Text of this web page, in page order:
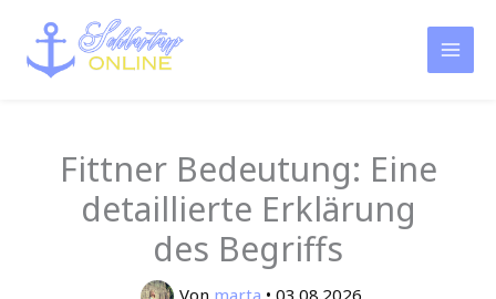
Inhalt
springen
Fittner Bedeutung: Eine
detaillierte Erklärung
des Begriffs